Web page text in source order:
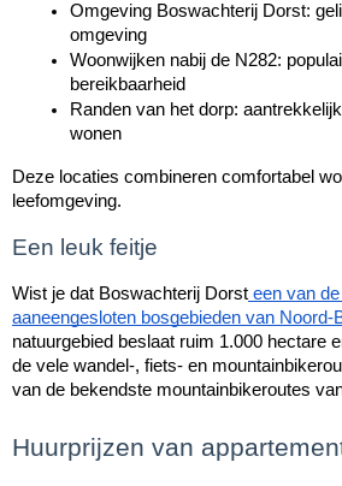
Omgeving Boswachterij Dorst:
omgeving
Woonwijken nabij de N282:
bereikbaarheid
Randen van het dorp:
wonen
Deze locaties combineren comfortabel
leefomgeving.
Een leuk feitje
Wist je dat Boswachterij Dorst een van
aaneengesloten bosgebieden van Noord-
natuurgebied beslaat ruim 1.000 hectare
de vele wandel-, fiets- en
van de bekendste mountainbikeroutes
Huurprijzen van